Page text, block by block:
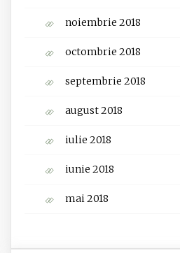
noiembrie 2018
octombrie 2018
septembrie 2018
august 2018
iulie 2018
iunie 2018
mai 2018